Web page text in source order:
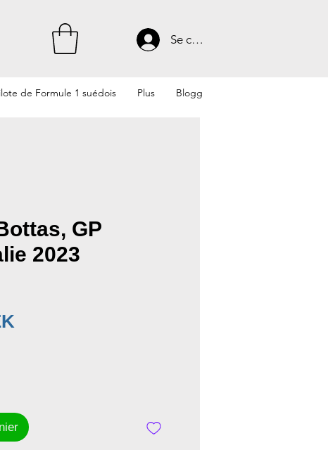
Se connecter
de Formule 1 suédois Plus Blogg
GP
2023